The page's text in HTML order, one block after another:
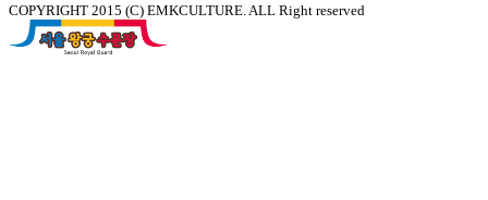
COPYRIGHT 2015 (C) EMKCULTURE. ALL Right reserved